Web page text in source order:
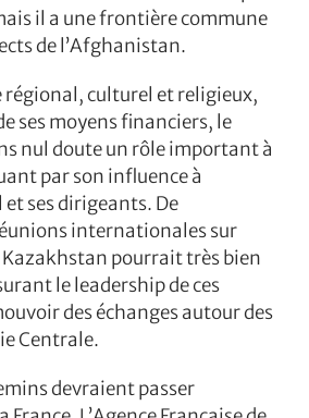
il a une frontière commune
de l’Afghanistan.
régional, culturel et religieux,
ses moyens financiers, le
nul doute un rôle important à
par son influence à
ses dirigeants. De
internationales sur
pourrait très bien
le leadership de ces
des échanges autour des
Centrale.
devraient passer